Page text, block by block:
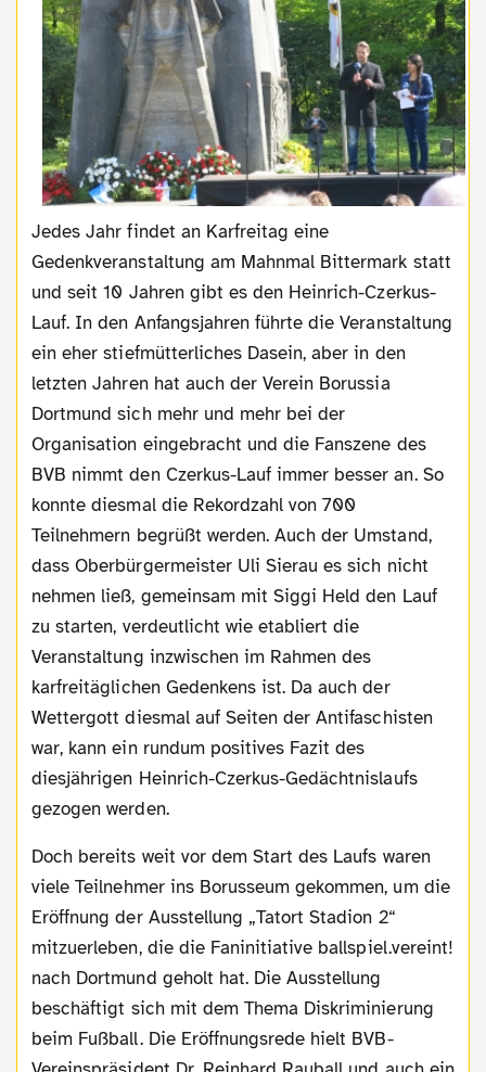
Jedes Jahr findet an Karfreitag eine
Gedenkveranstaltung am Mahnmal Bittermark statt
und seit 10 Jahren gibt es den Heinrich-Czerkus-
Lauf. In den Anfangsjahren führte die Veranstaltung
ein eher stiefmütterliches Dasein, aber in den
letzten Jahren hat auch der Verein Borussia
Dortmund sich mehr und mehr bei der
Organisation eingebracht und die Fanszene des
BVB nimmt den Czerkus-Lauf immer besser an. So
konnte diesmal die Rekordzahl von 700
Teilnehmern begrüßt werden. Auch der Umstand,
dass Oberbürgermeister Uli Sierau es sich nicht
nehmen ließ, gemeinsam mit Siggi Held den Lauf
zu starten, verdeutlicht wie etabliert die
Veranstaltung inzwischen im Rahmen des
karfreitäglichen Gedenkens ist. Da auch der
Wettergott diesmal auf Seiten der Antifaschisten
war, kann ein rundum positives Fazit des
diesjährigen Heinrich-Czerkus-Gedächtnislaufs
gezogen werden.
Doch bereits weit vor dem Start des Laufs waren
viele Teilnehmer ins Borusseum gekommen, um die
Eröffnung der Ausstellung „Tatort Stadion 2“
mitzuerleben, die die Faninitiative ballspiel.vereint!
nach Dortmund geholt hat. Die Ausstellung
beschäftigt sich mit dem Thema Diskriminierung
beim Fußball. Die Eröffnungsrede hielt BVB-